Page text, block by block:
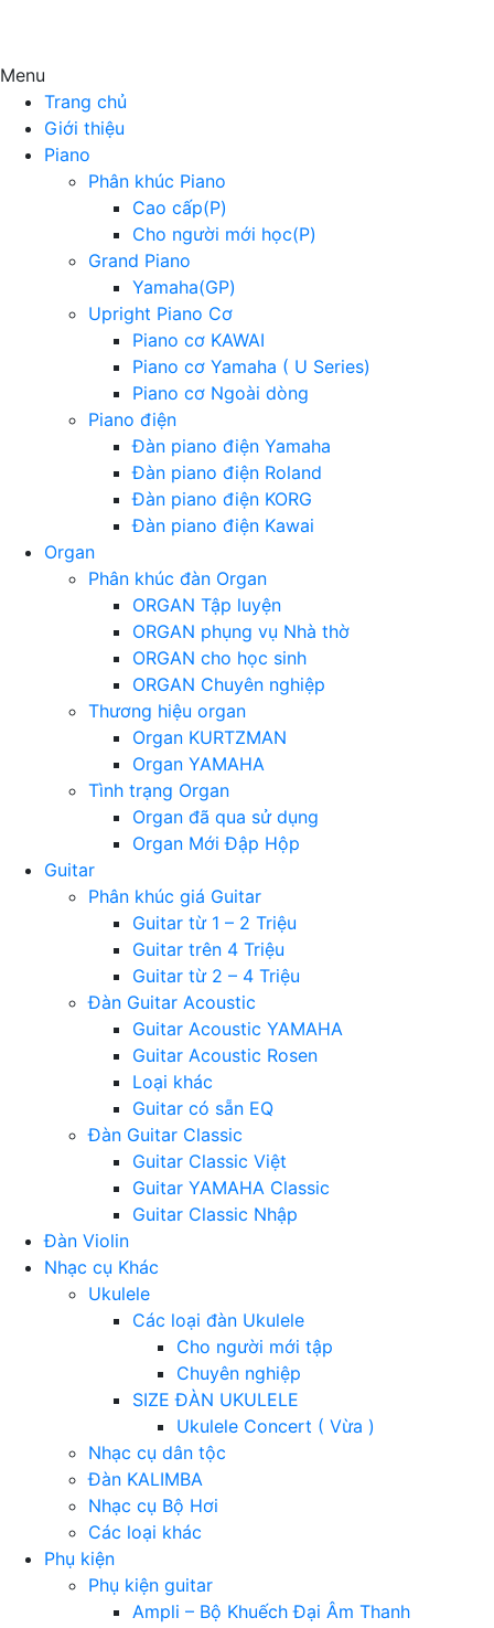
Menu
Trang chủ
Giới thiệu
Piano
Phân khúc Piano
Cao cấp(P)
Cho người mới học(P)
Grand Piano
Yamaha(GP)
Upright Piano Cơ
Piano cơ KAWAI
Piano cơ Yamaha ( U Series)
Piano cơ Ngoài dòng
Piano điện
Đàn piano điện Yamaha
Đàn piano điện Roland
Đàn piano điện KORG
Đàn piano điện Kawai
Organ
Phân khúc đàn Organ
ORGAN Tập luyện
ORGAN phụng vụ Nhà thờ
ORGAN cho học sinh
ORGAN Chuyên nghiệp
Thương hiệu organ
Organ KURTZMAN
Organ YAMAHA
Tình trạng Organ
Organ đã qua sử dụng
Organ Mới Đập Hộp
Guitar
Phân khúc giá Guitar
Guitar từ 1 – 2 Triệu
Guitar trên 4 Triệu
Guitar từ 2 – 4 Triệu
Đàn Guitar Acoustic
Guitar Acoustic YAMAHA
Guitar Acoustic Rosen
Loại khác
Guitar có sẵn EQ
Đàn Guitar Classic
Guitar Classic Việt
Guitar YAMAHA Classic
Guitar Classic Nhập
Đàn Violin
Nhạc cụ Khác
Ukulele
Các loại đàn Ukulele
Cho người mới tập
Chuyên nghiệp
SIZE ĐÀN UKULELE
Ukulele Concert ( Vừa )
Nhạc cụ dân tộc
Đàn KALIMBA
Nhạc cụ Bộ Hơi
Các loại khác
Phụ kiện
Phụ kiện guitar
Ampli – Bộ Khuếch Đại Âm Thanh